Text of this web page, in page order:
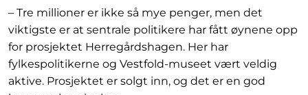
– Tre millioner er ikke så mye penger, men det
viktigste er at sentrale politikere har fått øynene opp
for prosjektet Herregårdshagen. Her har
fylkespolitikerne og Vestfold-museet vært veldig
aktive. Prosjektet er solgt inn, og det er en god